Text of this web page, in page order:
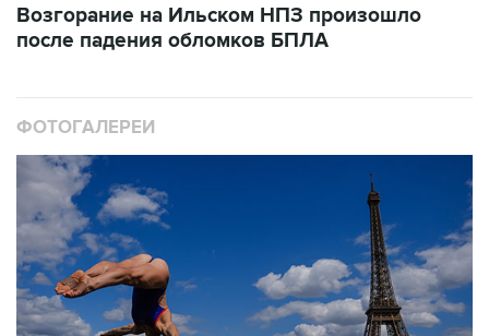
Возгорание на Ильском НПЗ произошло
после падения обломков БПЛА
ФОТОГАЛЕРЕИ